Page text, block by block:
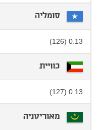
סומליה
0.13 (126)
כוויית
0.13 (127)
מאוריטניה